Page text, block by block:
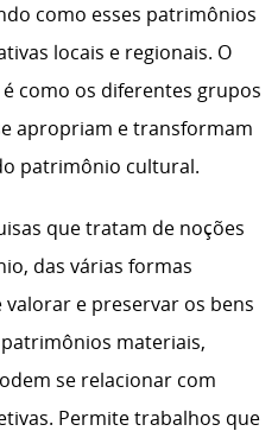
como esses patrimônios
locais e regionais. O
como os diferentes grupos
apropriam e transformam
patrimônio cultural.
que tratam de noções
das várias formas
e preservar os bens
materiais,
se relacionar com
Permite trabalhos que